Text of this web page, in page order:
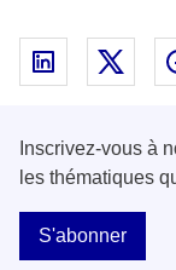
Partager
Inscrivez-vous à
les thématiques
S'abonner